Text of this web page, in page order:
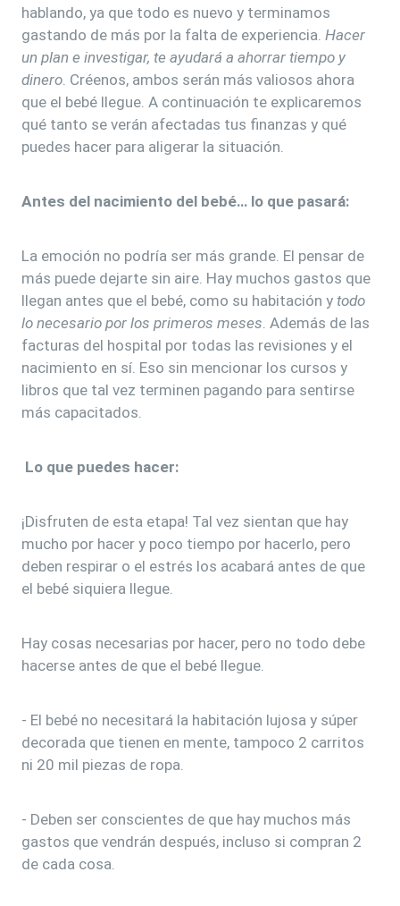
hablando, ya que todo es nuevo y terminamos
gastando de más por la falta de experiencia. Hacer
un plan e investigar, te ayudará a ahorrar tiempo y
dinero . Créenos, ambos serán más valiosos ahora
que el bebé llegue. A continuación te explicaremos
qué tanto se verán afectadas tus finanzas y qué
puedes hacer para aligerar la situación.
Antes del nacimiento del bebé… lo que pasará:
La emoción no podría ser más grande. El pensar de
más puede dejarte sin aire. Hay muchos gastos que
llegan antes que el bebé, como su habitación y todo
lo necesario por los primeros meses . Además de las
facturas del hospital por todas las revisiones y el
nacimiento en sí. Eso sin mencionar los cursos y
libros que tal vez terminen pagando para sentirse
más capacitados.
Lo que puedes hacer:
¡Disfruten de esta etapa! Tal vez sientan que hay
mucho por hacer y poco tiempo por hacerlo, pero
deben respirar o el estrés los acabará antes de que
el bebé siquiera llegue.
Hay cosas necesarias por hacer, pero no todo debe
hacerse antes de que el bebé llegue.
- El bebé no necesitará la habitación lujosa y súper
decorada que tienen en mente, tampoco 2 carritos
ni 20 mil piezas de ropa.
- Deben ser conscientes de que hay muchos más
gastos que vendrán después, incluso si compran 2
de cada cosa.